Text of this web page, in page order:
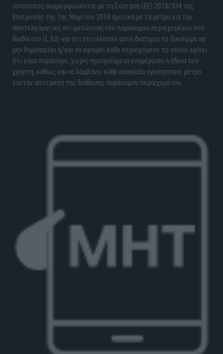
ιστότοπος συμμορφώνονται με τη Σύσταση (ΕΕ) 2018/334 της
Επιτροπής της 1ης Μαρτίου 2018 σχετικά με τα μέτρα για την
αποτελεσματική αντιμετώπιση του παράνομου περιεχομένου στο
διαδίκτυο (L 63) και ότι στο πλαίσιο αυτό διατηρεί το δικαίωμα να
μην δημοσιεύει ή/και να αφαιρεί κάθε περιεχόμενο το οποίο κρίνει
ότι είναι παράνομο, χωρίς προηγούμενη ενημέρωση ή άδεια του
χρήστη, καθώς και να λαμβάνει κάθε αναγκαίο προληπτικό μέτρο
για την αποτροπή της διάδοσης παράνομου περιεχομένου.